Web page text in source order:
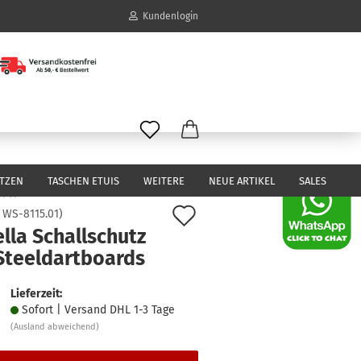
Kundenlogin
vergessen?
TASCHEN ETUIS NEUE ARTIKEL SALES
WEITERE
WS-8115.01)
Schallschutz
Lieferzeit:
Sofort | Versand DHL 1-3 Tage
(Ausland abweichend)